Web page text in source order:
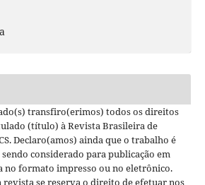
transfiro(erimos) todos os direitos
(título) à Revista Brasileira de
Declaro(amos) ainda que o trabalho é
considerado para publicação em
no formato impresso ou no eletrônico.
revista se reserva o direito de efetuar nos